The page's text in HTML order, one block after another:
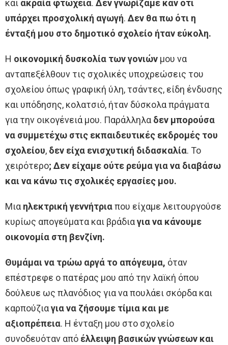
και ακραία φτώχεια. Δεν γνωρίζαμε καν ότι
υπάρχει προσχολική αγωγή. Δεν θα πω ότι η
ένταξή μου στο δημοτικό σχολείο ήταν εύκολη.
Η οικονομική δυσκολία των γονιών μου να
ανταπεξέλθουν τις σχολικές υποχρεώσεις του
σχολείου όπως γραφική ύλη, τσάντες, είδη ένδυσης
και υπόδησης, κολατσιό, ήταν δύσκολα πράγματα
για την οικογένειά μου. Παράλληλαδεν μπορούσα
να συμμετέχω στις εκπαιδευτικές εκδρομές του
σχολείου, δεν είχα ενισχυτική διδασκαλία. Το
χειρότερο; Δεν είχαμε ούτε ρεύμα για να διαβάσω
και να κάνω τις σχολικές εργασίες μου.
Μιαηλεκτρική γεννήτριαπου είχαμε λειτουργούσε
κυρίως απογεύματα και βράδιαγια να κάνουμε
οικονομία στη βενζίνη.
Θυμάμαι να τρώω αργά το απόγευμα, όταν
επέστρεφε ο πατέρας μου από την λαϊκή όπου
δούλευε ως πλανόδιος για να πουλάει σκόρδα και
καρπούζιαγια να ζήσουμε τίμια και με
αξιοπρέπεια. Η ένταξη μου στο σχολείο
συνοδευόταν από έλλειψη βασικών γνώσεων και